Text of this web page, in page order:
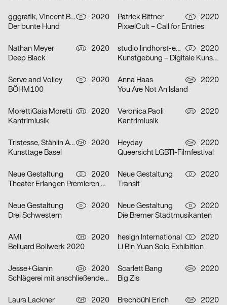
gggrafik, Vincent Brod D
2020
Der bunte Hund
Patrick Bittner D
2020
PixxelCult – Call for Entries
Nathan Meyer CH
2020
Deep Black
studio lindhorst-emme D
2020
Kunstgebung – Digitale Kunstauktion
Serve and Volley D
2020
BÖHM100
Anna Haas CH
2020
You Are Not An Island
MorettiGaia Moretti CH
2020
Kantrimiusik
Veronica Paoli CH
2020
Kantrimiusik
Tristesse, Stählin Alena CH
2020
Kunsttage Basel
Heyday CH
2020
Queersicht LGBTI-Filmfestival
Neue Gestaltung D
2020
Theater Erlangen Premieren 20/21
Neue Gestaltung D
2020
Transit
Neue Gestaltung D
2020
Drei Schwestern
Neue Gestaltung D
2020
Die Bremer Stadtmusikanten
AMI CH
2020
Belluard Bollwerk 2020
hesign International D
2020
Li Bin Yuan Solo Exhibition
Jesse+Gianin CH
2020
Schlägerei mit anschließender Diskussion
Scarlett Bang CH
2020
Big Zis
Laura Lackner CH
2020
Brechbühl Erich CH
2020